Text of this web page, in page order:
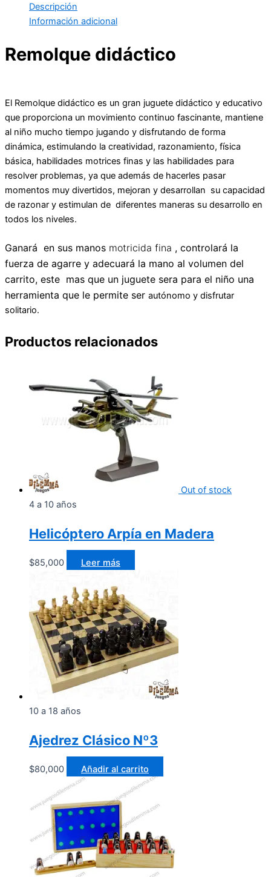
Descripción
Información adicional
Remolque didáctico
El Remolque didáctico es un gran juguete didáctico y educativo
que proporciona un movimiento continuo fascinante, mantiene
al niño mucho tiempo jugando y disfrutando de forma
dinámica, estimulando la creatividad, razonamiento, física
básica, habilidades motrices finas y las habilidades para
resolver problemas, ya que además de hacerles pasar
momentos muy divertidos, mejoran y desarrollan su capacidad
de razonar y estimulan de diferentes maneras su desarrollo en
todos los niveles.
Ganará en sus manos motricida fina , controlará la
fuerza de agarre y adecuará la mano al volumen del
carrito, este mas que un juguete sera para el niño una
herramienta que le permite ser autónomo y disfrutar
solitario.
Productos relacionados
Out of stock
4 a 10 años
Helicóptero Arpía en Madera
$85,000 Leer más
10 a 18 años
Ajedrez Clásico Nº3
$80,000 Añadir al carrito